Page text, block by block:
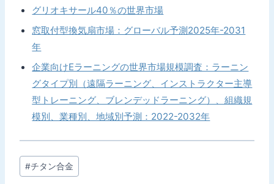
グリオキサール40％の世界市場
窓取付型換気扇市場：グローバル予測2025年-2031
年
企業向けEラーニングの世界市場規模調査：ラーニン
グタイプ別（遠隔ラーニング、インストラクター主導
型トレーニング、ブレンデッドラーニング）、組織規
模別、業種別、地域別予測：2022-2032年
投
稿
#チタン合金